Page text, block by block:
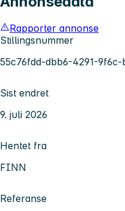
Rapporter annonse
Stillingsnummer
55c76fdd-dbb6-4291-9f6c-
Sist endret
9. juli 2026
Hentet fra
FINN
Referanse